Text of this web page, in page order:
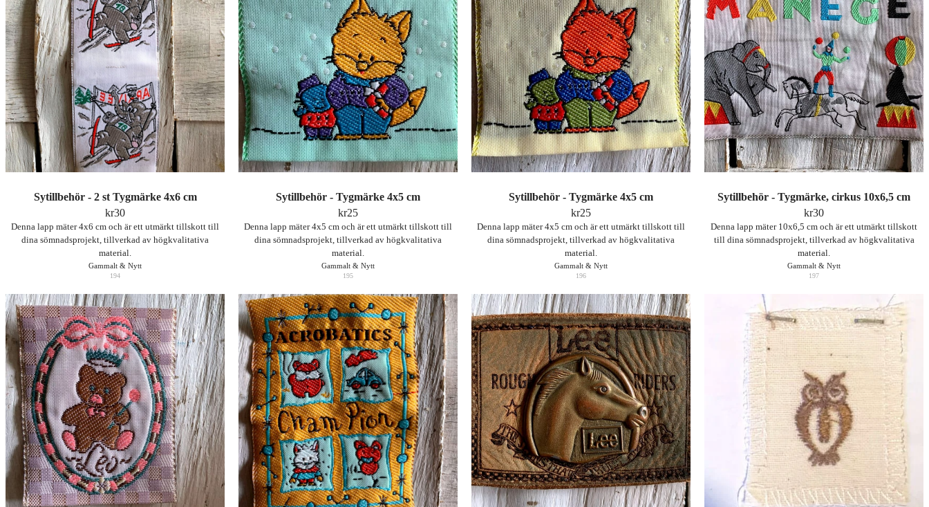
Sytillbehör - 2 st Tygmärke 4x6 cm
kr30
Denna lapp mäter 4x6 cm och är ett utmärkt tillskott till
dina sömnadsprojekt, tillverkad av högkvalitativa
material.
Gammalt & Nytt
194
Sytillbehör - Tygmärke 4x5 cm
kr25
Denna lapp mäter 4x5 cm och är ett utmärkt tillskott till
dina sömnadsprojekt, tillverkad av högkvalitativa
material.
Gammalt & Nytt
195
Sytillbehör - Tygmärke 4x5 cm
kr25
Denna lapp mäter 4x5 cm och är ett utmärkt tillskott till
dina sömnadsprojekt, tillverkad av högkvalitativa
material.
Gammalt & Nytt
196
Sytillbehör - Tygmärke, cirkus 10x6,5 cm
kr30
Denna lapp mäter 10x6,5 cm och är ett utmärkt tillskott
till dina sömnadsprojekt, tillverkad av högkvalitativa
material.
Gammalt & Nytt
197